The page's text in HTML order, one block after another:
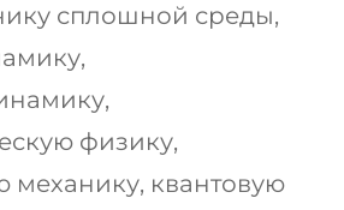
сплошной среды,
физику,
механику, квантовую